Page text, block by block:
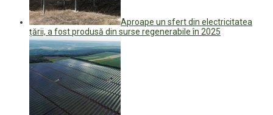
Aproape un sfert din electricitatea
țării, a fost produsă din surse regenerabile în 2025